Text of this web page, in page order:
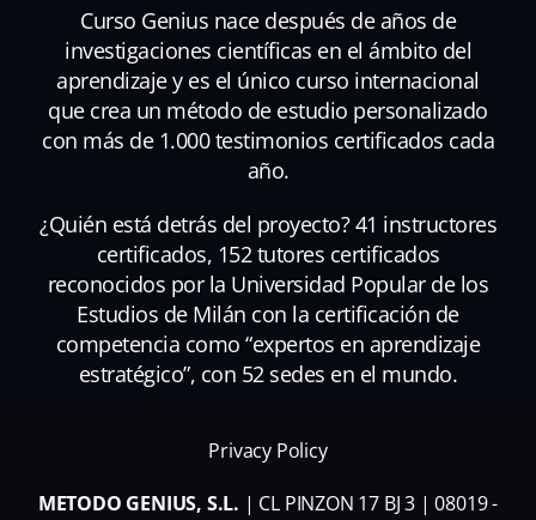
Curso Genius nace después de años de
investigaciones científicas en el ámbito del
aprendizaje y es el único curso internacional
que crea un método de estudio personalizado
con más de 1.000 testimonios certificados cada
año.
¿Quién está detrás del proyecto? 41 instructores
certificados, 152 tutores certificados
reconocidos por la Universidad Popular de los
Estudios de Milán con la certificación de
competencia como “expertos en aprendizaje
estratégico”, con 52 sedes en el mundo.
Privacy Policy
METODO GENIUS, S.L. | CL PINZON 17 BJ 3 | 08019 -